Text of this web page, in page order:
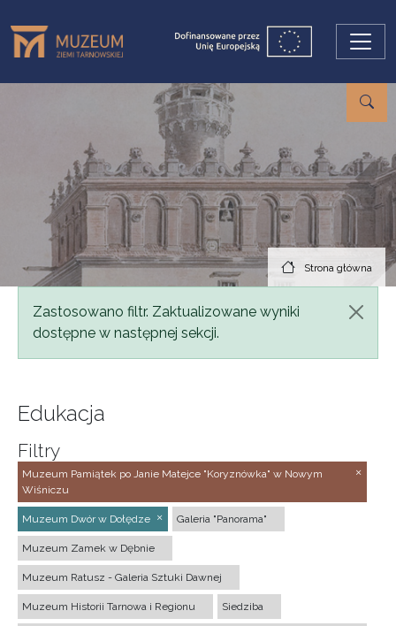
Strona główna
Komunikat
Zastosowano filtr. Zaktualizowane wyniki
dostępne w następnej sekcji.
Edukacja
Filtry
Muzeum Pamiątek po Janie Matejce "Koryznówka" w Nowym
Wiśniczu
Muzeum Dwór w Dołędze Galeria "Panorama"
Muzeum Zamek w Dębnie
Muzeum Ratusz - Galeria Sztuki Dawnej
Muzeum Historii Tarnowa i Regionu Siedziba